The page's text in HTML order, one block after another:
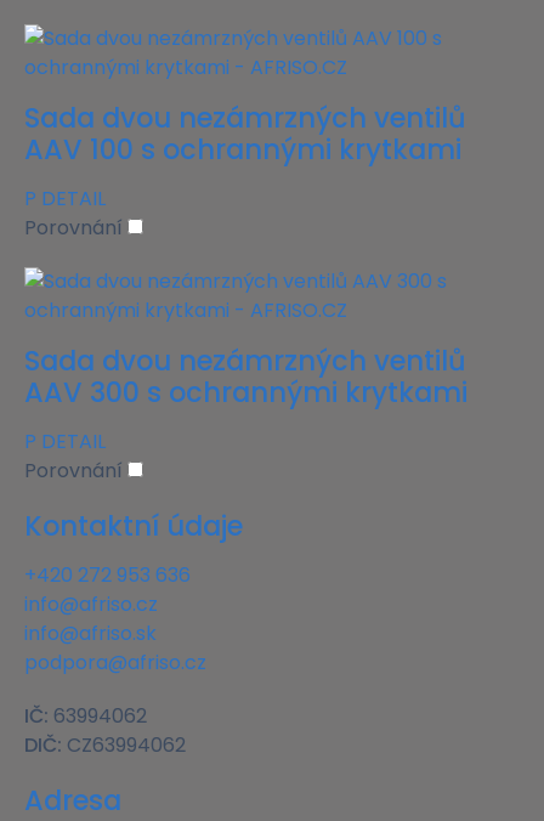
Sada dvou nezámrzných ventilů
AAV 100 s ochrannými krytkami
P DETAIL
Porovnání
Sada dvou nezámrzných ventilů
AAV 300 s ochrannými krytkami
P DETAIL
Porovnání
Kontaktní údaje
+420 272 953 636
info@afriso.cz
info@afriso.sk
podpora@afriso.cz
IČ: 63994062
DIČ: CZ63994062
Adresa